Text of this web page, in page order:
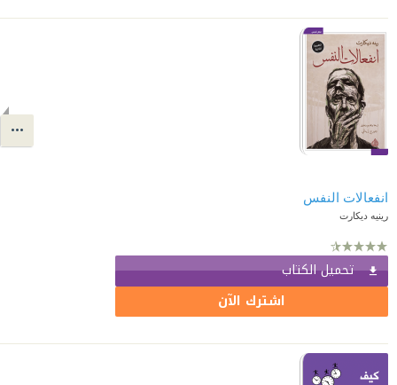
انفعالات النفس
رينيه ديكارت
تحميل الكتاب
اشترك الآن